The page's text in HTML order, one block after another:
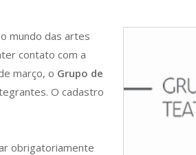
mundo das artes
contato com a
março, o Grupo de
O cadastro
obrigatoriamente